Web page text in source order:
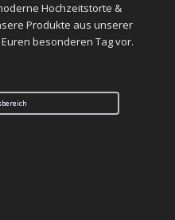
Hochzeitstorte &
Produkte aus unserer
besonderen Tag vor.